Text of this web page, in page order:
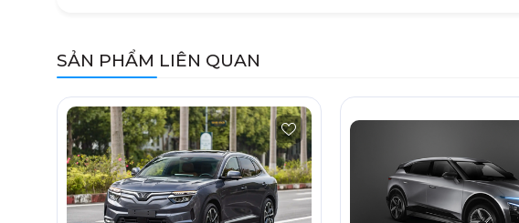
SẢN PHẨM LIÊN QUAN